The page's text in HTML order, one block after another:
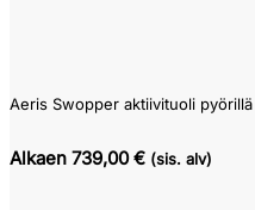
Aeris Swopper aktiivituoli pyörillä
Alkaen 739,00 € (sis. alv)